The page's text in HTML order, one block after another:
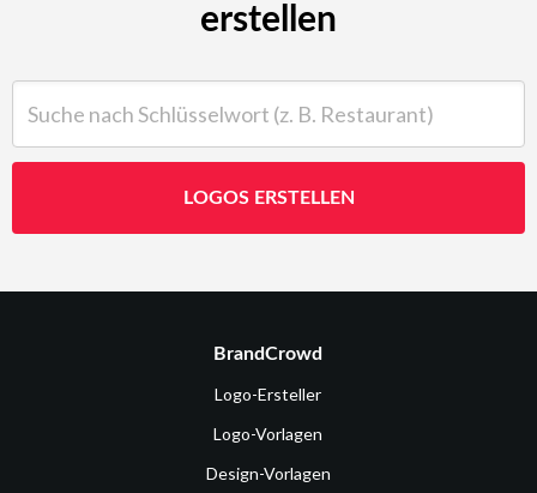
erstellen
LOGOS ERSTELLEN
BrandCrowd
Logo-Ersteller
Logo-Vorlagen
Design-Vorlagen